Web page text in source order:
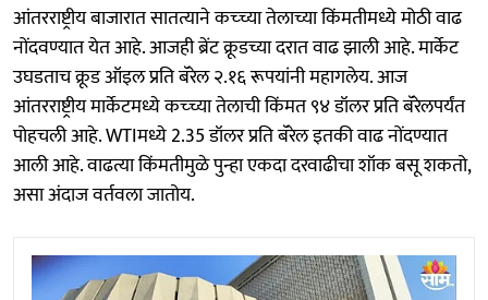
आंतरराष्ट्रीय बाजारात सातत्याने कच्च्या तेलाच्या किंमतीमध्ये मोठी वाढ
नोंदवण्यात येत आहे. आजही ब्रेंट क्रूडच्या दरात वाढ झाली आहे. मार्केट
उघडताच क्रूड ऑइल प्रति बॅरेल २.१६ रूपयांनी महागलेय. आज
आंतरराष्ट्रीय मार्केटमध्ये कच्च्या तेलाची किंमत ९४ डॉलर प्रति बॅरेलपर्यंत
पोहचली आहे. WTIमध्ये 2.35 डॉलर प्रति बॅरेल इतकी वाढ नोंदण्यात
आली आहे. वाढत्या किंमतीमुळे पुन्हा एकदा दरवाढीचा शॉक बसू शकतो,
असा अंदाज वर्तवला जातोय.